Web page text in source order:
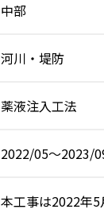
中部
河川・堤防
薬液注入工法
2022/05～2023/
本工事は2022年